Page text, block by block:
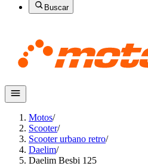
Buscar
Motos/
Scooter/
Scooter urbano retro/
Daelim/
Daelim Besbi 125